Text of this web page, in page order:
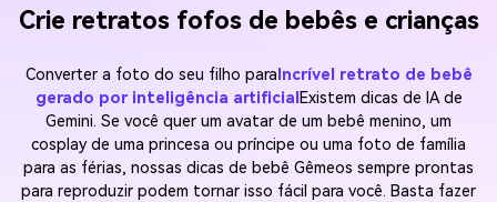
Crie retratos fofos de bebês e crianças
Converter a foto do seu filho para Incrível retrato de bebê
gerado por inteligência artificial Existem dicas de IA de
Gemini. Se você quer um avatar de um bebê menino, um
cosplay de uma princesa ou príncipe ou uma foto de família
para as férias, nossas dicas de bebê Gêmeos sempre prontas
para reproduzir podem tornar isso fácil para você. Basta fazer